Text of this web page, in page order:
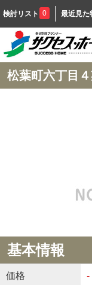
検討リスト 0 最近見た
松葉町六丁目
基本情報
価格 -